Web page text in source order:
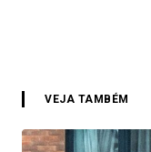
VEJA TAMBÉM